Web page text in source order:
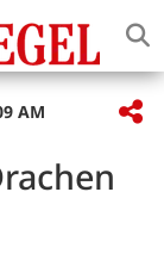
AM